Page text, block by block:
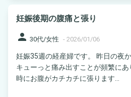
妊娠後期の腹痛と張り
person 30代/女性 - 2026/01/06
妊娠35週の経産婦です。 昨日の夜
キューっと痛み出すことが頻繁に
時にお腹がカチカチに張ります...